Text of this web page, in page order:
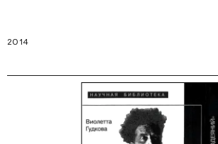
2014